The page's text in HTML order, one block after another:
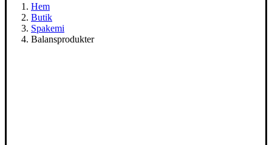
Hem
Butik
Spakemi
Balansprodukter